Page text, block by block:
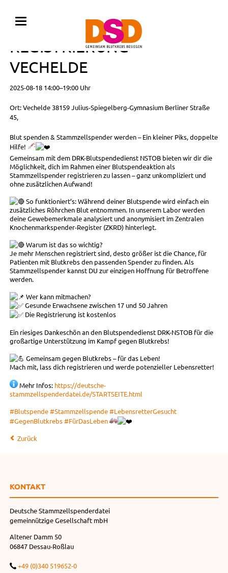
BLUTSPENDE MIT
REGISTRIERUNG •
VECHELDE
2025-08-18 14:00–19:00 Uhr
Ort: Vechelde 38159 Julius-Spiegelberg-Gymnasium Berliner Straße
45,
Blut spenden & Stammzellspender werden – Ein kleiner Piks, doppelte
Hilfe!
Gemeinsam mit dem DRK-Blutspendedienst NSTOB bieten wir dir die
Möglichkeit, dich im Rahmen einer Blutspendeaktion als
Stammzellspender registrieren zu lassen – ganz unkompliziert und
ohne zusätzlichen Aufwand!
So funktioniert’s: Während deiner Blutspende wird einfach ein
zusätzliches Röhrchen Blut entnommen. In unserem Labor werden
deine Gewebemerkmale analysiert und anonymisiert im Zentralen
Knochenmarkspender-Register (ZKRD) hinterlegt.
Warum ist das so wichtig?
Je mehr Menschen registriert sind, desto größer ist die Chance, für
Patienten mit Blutkrebs den passenden Spender zu finden. Als
Stammzellspender kannst DU zur einzigen Hoffnung für Betroffene
werden.
Wer kann mitmachen?
Gesunde Erwachsene zwischen 17 und 50 Jahren
Die Registrierung ist kostenlos
Ein riesiges Dankeschön an den Blutspendedienst DRK-NSTOB für die
großartige Unterstützung im Kampf gegen Blutkrebs!
Gemeinsam gegen Blutkrebs – für das Leben!
Mach mit, lass dich registrieren und werde potenzieller Lebensretter!
Mehr Infos: https://deutsche-
stammzellspenderdatei.de/STARTSEITE.html
#Blutspende#Stammzellspende#LebensretterGesucht
#GegenBlutkrebs#FürDasLeben
Zurück
KONTAKT
Deutsche Stammzellspenderdatei
gemeinnützige Gesellschaft mbH
Altener Damm 50
06847 Dessau-Roßlau
+49 (0)340 519652-0